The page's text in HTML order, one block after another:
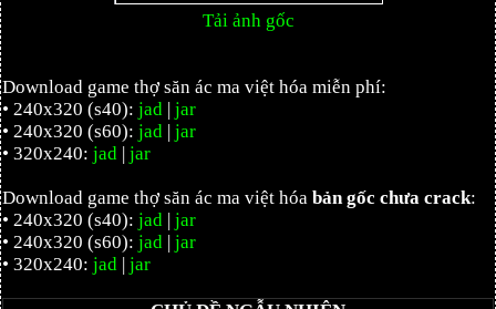
Tải ảnh gốc
Download game thợ săn ác ma việt hóa miễn phí:
• 240x320 (s40): jad | jar
• 240x320 (s60): jad | jar
• 320x240: jad | jar
Download game thợ săn ác ma việt hóa bản gốc chưa crack:
• 240x320 (s40): jad | jar
• 240x320 (s60): jad | jar
• 320x240: jad | jar